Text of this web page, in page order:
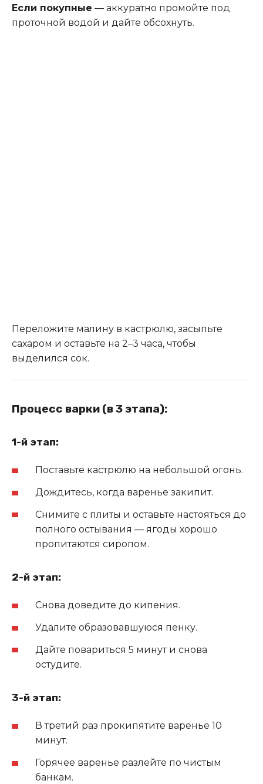
Если покупные — аккуратно промойте под
проточной водой и дайте обсохнуть.
Переложите малину в кастрюлю, засыпьте
сахаром и оставьте на 2–3 часа, чтобы
выделился сок.
Процесс варки (в 3 этапа):
1-й этап:
Поставьте кастрюлю на небольшой огонь.
Дождитесь, когда варенье закипит.
Снимите с плиты и оставьте настояться до
полного остывания — ягоды хорошо
пропитаются сиропом.
2-й этап:
Снова доведите до кипения.
Удалите образовавшуюся пенку.
Дайте повариться 5 минут и снова
остудите.
3-й этап:
В третий раз прокипятите варенье 10
минут.
Горячее варенье разлейте по чистым
банкам.